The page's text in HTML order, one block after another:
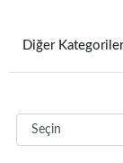
Diğer